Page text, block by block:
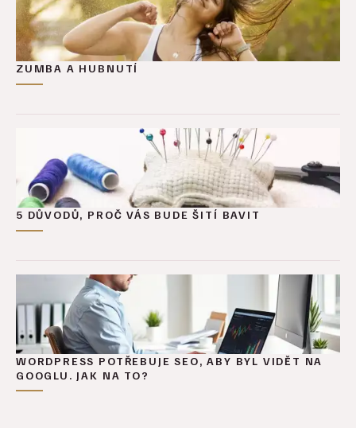
ZUMBA A HUBNUTÍ
5 DŮVODŮ, PROČ VÁS BUDE ŠITÍ BAVIT
WORDPRESS POTŘEBUJE SEO, ABY BYL VIDĚT NA
GOOGLU. JAK NA TO?